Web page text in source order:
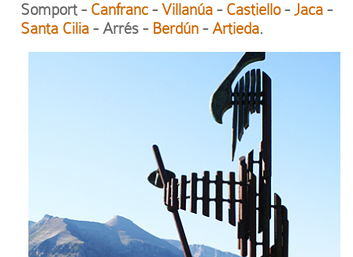
Somport - Canfranc-Villanúa - Castiello- Jaca -
Santa Cilia - Arrés - Berdún - Artieda.